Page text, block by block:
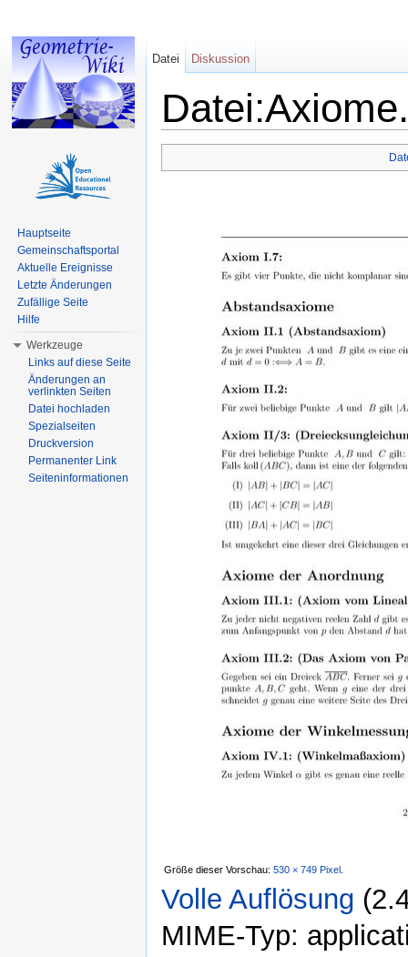
Größe dieser Vorschau: 530 × 749 Pixel
Volle Auflösung
MIME-Typ:
Datei Diskussion
Hauptseite
Gemeinschaftsportal
Aktuelle Ereignisse
Letzte Änderungen
Zufällige Seite
Hilfe
Werkzeuge
Links auf diese Seite
Änderungen an
verlinkten Seiten
Datei hochladen
Spezialseiten
Druckversion
Permanenter Link
Seiteninformationen